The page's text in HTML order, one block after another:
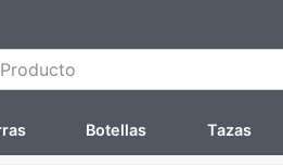
Botellas Tazas